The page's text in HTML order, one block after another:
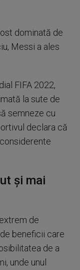
dominată de
Messi a ales
FIFA 2022,
la sute de
semneze cu
declara că
și mai
de
beneficii care
de a
unde unul